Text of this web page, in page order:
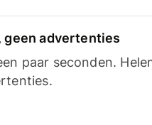
geen advertenties
paar seconden.